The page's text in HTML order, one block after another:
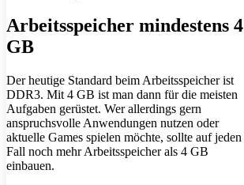
Arbeitsspeicher mindestens 4
GB
Der heutige Standard beim Arbeitsspeicher ist
DDR3. Mit 4 GB ist man dann für die meisten
Aufgaben gerüstet. Wer allerdings gern
anspruchsvolle Anwendungen nutzen oder
aktuelle Games spielen möchte, sollte auf jeden
Fall noch mehr Arbeitsspeicher als 4 GB
einbauen.